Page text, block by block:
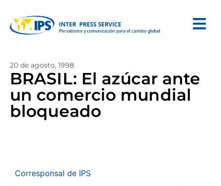
20 de agosto, 1998
BRASIL: El azúcar ante
un comercio mundial
bloqueado
Corresponsal de IPS